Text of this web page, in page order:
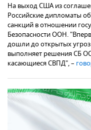
На выход США из
Российские дипломаты
санкций в отношении
Безопасности ООН.
дошли до открытых
выполняет решения СБ
касающиеся СВПД", –